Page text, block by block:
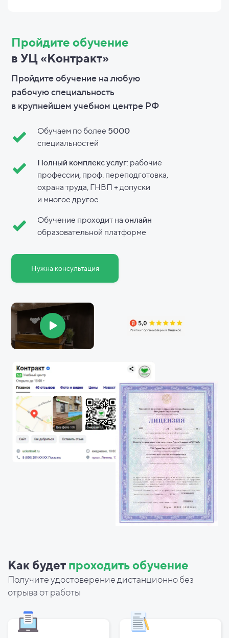
Пройдите обучение
в УЦ «Контракт»
Нужна консультация
Пройдите обучение на любую
рабочую специальность
в крупнейшем учебном центре РФ
Обучаем по более 5000
специальностей
Обучение проходит наонлайн
образовательной платформе
Полный комплекс услуг: рабочие
профессии, проф. переподготовка,
охрана труда, ГНВП + допуски
и многое другое
Как будет проходить обучение
Получите удостоверение дистанционно без
отрыва от работы